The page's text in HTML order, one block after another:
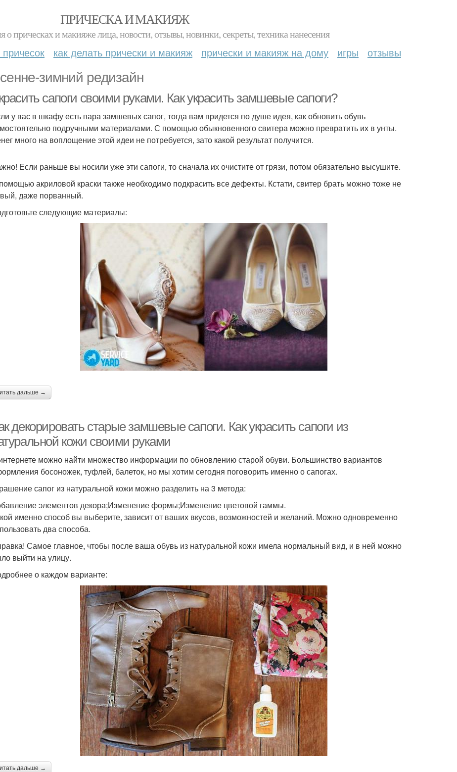
ПРИЧЕСКА И МАКИЯЖ
о прическах и макияже лица, новости, отзывы, новинки, секреты, техника нанесения
как делать прически и макияж прически и макияж на дому игры отзывы
зимний редизайн
сапоги своими руками. Как украсить замшевые сапоги?
у вас в шкафу есть пара замшевых сапог, тогда вам придется по душе идея, как обновить обувь
подручными материалами. С помощью обыкновенного свитера можно превратить их в унты.
много на воплощение этой идеи не потребуется, зато какой результат получится.
Если раньше вы носили уже эти сапоги, то сначала их очистите от грязи, потом обязательно высушите.
акриловой краски также необходимо подкрасить все дефекты. Кстати, свитер брать можно тоже не
даже порванный.
следующие материалы:
дальше →
декорировать старые замшевые сапоги. Как украсить сапоги из
кожи своими руками
можно найти множество информации по обновлению старой обуви. Большинство вариантов
босоножек, туфлей, балеток, но мы хотим сегодня поговорить именно о сапогах.
сапог из натуральной кожи можно разделить на 3 метода:
элементов декора;Изменение формы;Изменение цветовой гаммы.
именно способ вы выберите, зависит от ваших вкусов, возможностей и желаний. Можно одновременно
два способа.
Самое главное, чтобы после ваша обувь из натуральной кожи имела нормальный вид, и в ней можно
выйти на улицу.
о каждом варианте:
дальше →